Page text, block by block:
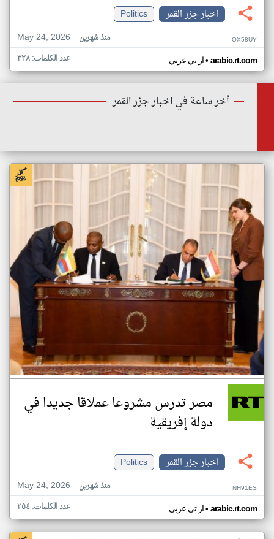
اخبار جزر القمر
Politics
May 24, 2026
منذ شهرين OX58UY
ار تي عربي• arabic.rt.com عدد الكلمات: ٣٢٨
أخر ساعة في اخبار جزر القمر
مصر تدرس مشروعا عملاقا جديدا في
دولة إفريقية
اخبار جزر القمر
Politics
May 24, 2026
منذ شهرين NH91ES
ار تي عربي• arabic.rt.com عدد الكلمات: ٢٥٤